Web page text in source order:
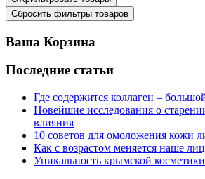
Ваша Корзина
Последние статьи
Где содержится коллаген –
Новейшие исследования о
влияния
10 советов для омоложения кожи
Как с возрастом меняется наше
Уникальность крымской косметики